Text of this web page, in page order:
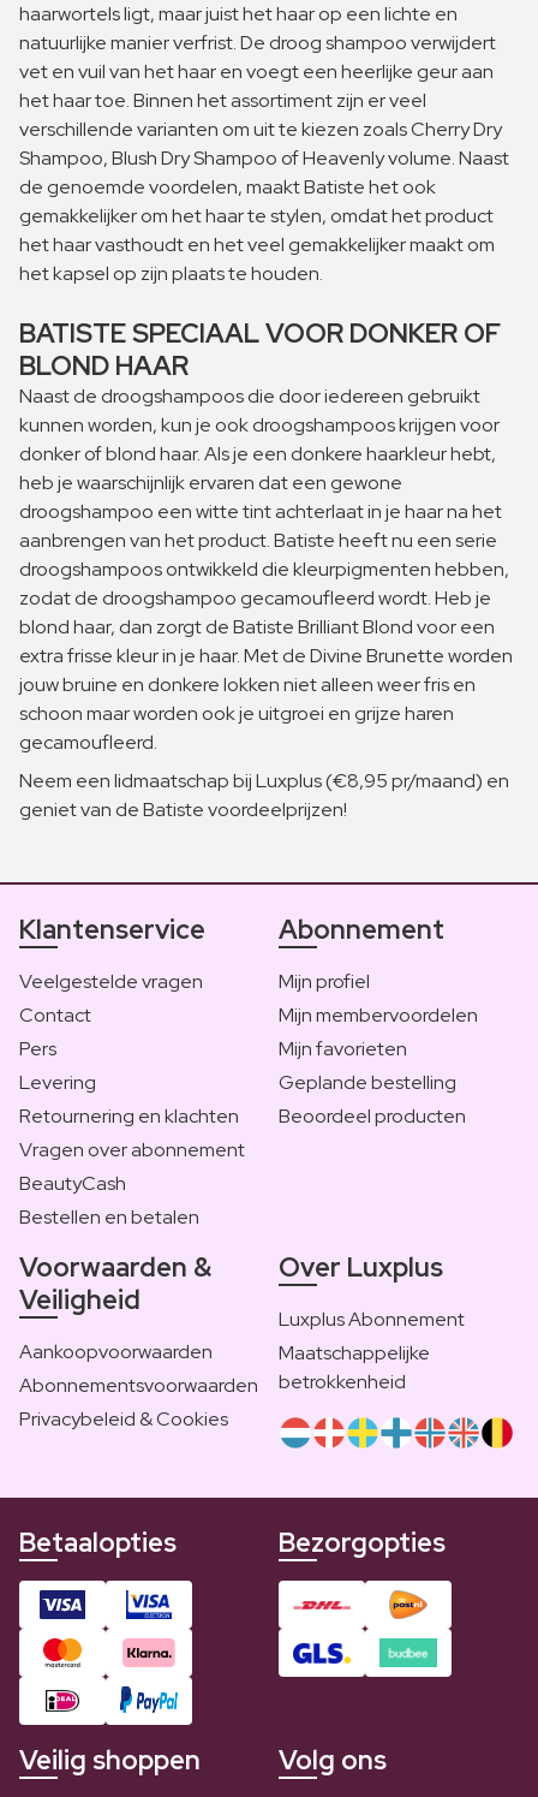
haarwortels ligt, maar juist het haar op een lichte en
natuurlijke manier verfrist. De droog shampoo verwijdert
vet en vuil van het haar en voegt een heerlijke geur aan
het haar toe. Binnen het assortiment zijn er veel
verschillende varianten om uit te kiezen zoals Cherry Dry
Shampoo, Blush Dry Shampoo of Heavenly volume. Naast
de genoemde voordelen, maakt Batiste het ook
gemakkelijker om het haar te stylen, omdat het product
het haar vasthoudt en het veel gemakkelijker maakt om
het kapsel op zijn plaats te houden.
BATISTE SPECIAAL VOOR DONKER OF
BLOND HAAR
Naast de droogshampoos die door iedereen gebruikt
kunnen worden, kun je ook droogshampoos krijgen voor
donker of blond haar. Als je een donkere haarkleur hebt,
heb je waarschijnlijk ervaren dat een gewone
droogshampoo een witte tint achterlaat in je haar na het
aanbrengen van het product. Batiste heeft nu een serie
droogshampoos ontwikkeld die kleurpigmenten hebben,
zodat de droogshampoo gecamoufleerd wordt. Heb je
blond haar, dan zorgt de Batiste Brilliant Blond voor een
extra frisse kleur in je haar. Met de Divine Brunette worden
jouw bruine en donkere lokken niet alleen weer fris en
schoon maar worden ook je uitgroei en grijze haren
gecamoufleerd.
Neem een lidmaatschap bij Luxplus (€8,95 pr/maand) en
geniet van de Batiste voordeelprijzen!
Klantenservice
Veelgestelde vragen
Contact
Pers
Levering
Retournering en klachten
Vragen over abonnement
BeautyCash
Bestellen en betalen
Abonnement
Mijn profiel
Mijn membervoordelen
Mijn favorieten
Geplande bestelling
Beoordeel producten
Voorwaarden &
Veiligheid
Aankoopvoorwaarden
Abonnementsvoorwaarden
Privacybeleid & Cookies
Over Luxplus
Luxplus Abonnement
Maatschappelijke
betrokkenheid
Betaalopties Bezorgopties
Veilig shoppen Volg ons